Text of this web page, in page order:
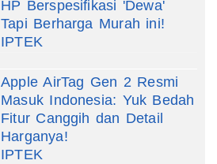
HP Berspesifikasi 'Dewa'
Tapi Berharga Murah ini!
IPTEK
Apple AirTag Gen 2 Resmi
Masuk Indonesia: Yuk Bedah
Fitur Canggih dan Detail
Harganya!
IPTEK